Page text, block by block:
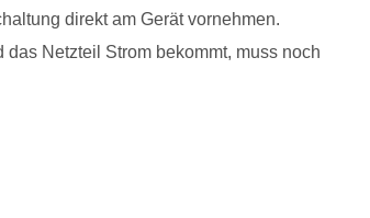
direkt am Gerät vornehmen.
Netzteil Strom bekommt, muss noch